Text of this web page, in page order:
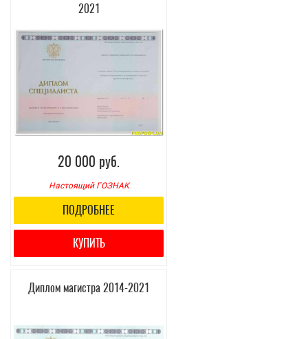
2021
20 000 руб.
Настоящий ГОЗНАК
ПОДРОБНЕЕ
КУПИТЬ
Диплом магистра 2014-2021